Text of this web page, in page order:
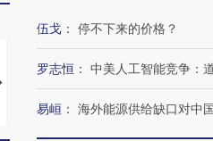
马航飞行员跨国走私7万
粒摇头丸 尿检体内含3种
泽连斯基密集
要防空导弹“救
伍戈 ： 停不下来的价格？
罗志恒 ： 中美人工智能竞争：
易峘 ： 海外能源供给缺口对中